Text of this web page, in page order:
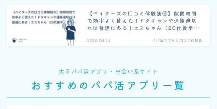
【ペイターズの口コミ体験談⑯】隙間時間
で効率よく使えた！ドタキャンや連絡途切
れは普通にある｜エスちゃん（20代後半・
2026.04.14 パパ活アプリの口コミ体験談
大手パパ活アプリ・出会い系サイト
おすすめのパパ活アプリ一覧